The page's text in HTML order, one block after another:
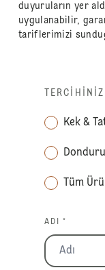
duyuruların yer
uygulanabilir,
tariflerimizi
TERCIHINIZ
Kek &
Tüm
ADI *